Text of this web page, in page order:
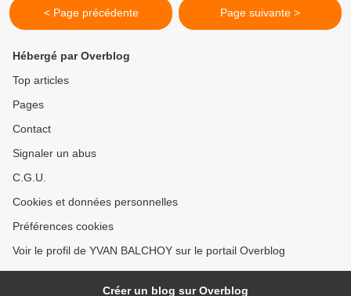
< Page précédente Page suivante >
Hébergé par Overblog
Top articles
Pages
Contact
Signaler un abus
C.G.U.
Cookies et données personnelles
Préférences cookies
Voir le profil de YVAN BALCHOY sur le portail Overblog
Créer un blog sur Overblog